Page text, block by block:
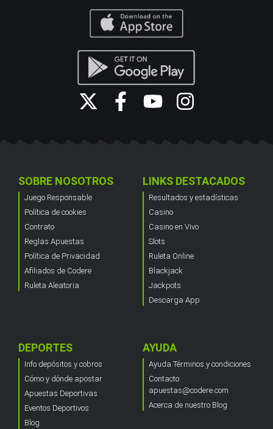
SOBRE NOSOTROS
Juego Responsable
Política de cookies
Contrato
Reglas Apuestas
Política de Privacidad
Afiliados de Codere
Ruleta Aleatoria
LINKS DESTACADOS
Resultados y estadísticas
Casino
Casino en Vivo
Slots
Ruleta Online
Blackjack
Jackpots
Descarga App
DEPORTES
Info depósitos y cobros
Cómo y dónde apostar
Apuestas Deportivas
Eventos Deportivos
Blog
AYUDA
Ayuda Términos y condiciones
Contacto:
apuestas@codere.com
Acerca de nuestro Blog